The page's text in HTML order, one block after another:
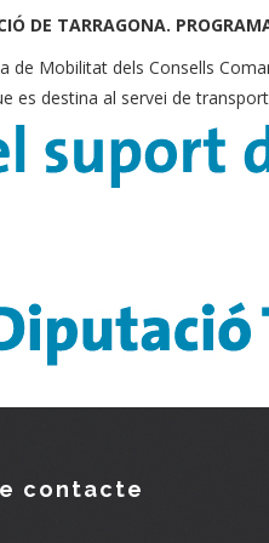
DE TARRAGONA.
de Mobilitat dels Consells
es destina al servei de
contacte